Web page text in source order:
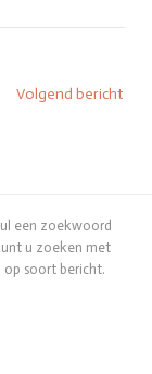
Volgend bericht
een zoekwoord
u zoeken met
soort bericht.